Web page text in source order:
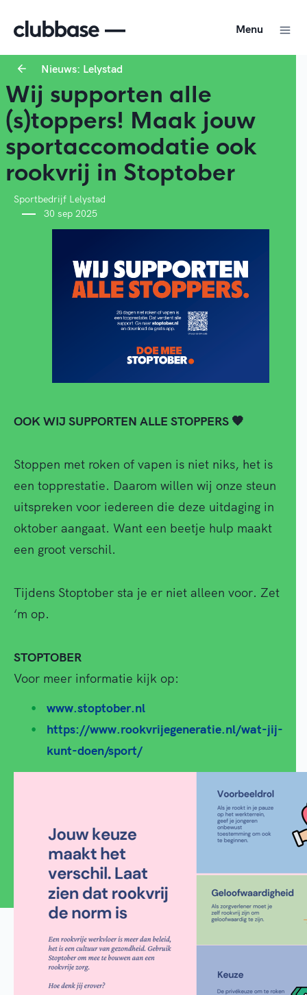
Menu
Nieuws: Lelystad
Wij supporten alle
(s)toppers! Maak jouw
sportaccomodatie ook
rookvrij in Stoptober
Sportbedrijf Lelystad
30 sep 2025
OOK WIJ SUPPORTEN ALLE STOPPERS 🧡
Stoppen met roken of vapen is niet niks, het is
een topprestatie. Daarom willen wij onze steun
uitspreken voor iedereen die deze uitdaging in
oktober aangaat. Want een beetje hulp maakt
een groot verschil.
Tijdens Stoptober sta je er niet alleen voor. Zet
‘m op.
STOPTOBER
Voor meer informatie kijk op:
www.stoptober.nl
https://www.rookvrijegeneratie.nl/wat-jij-
kunt-doen/sport/